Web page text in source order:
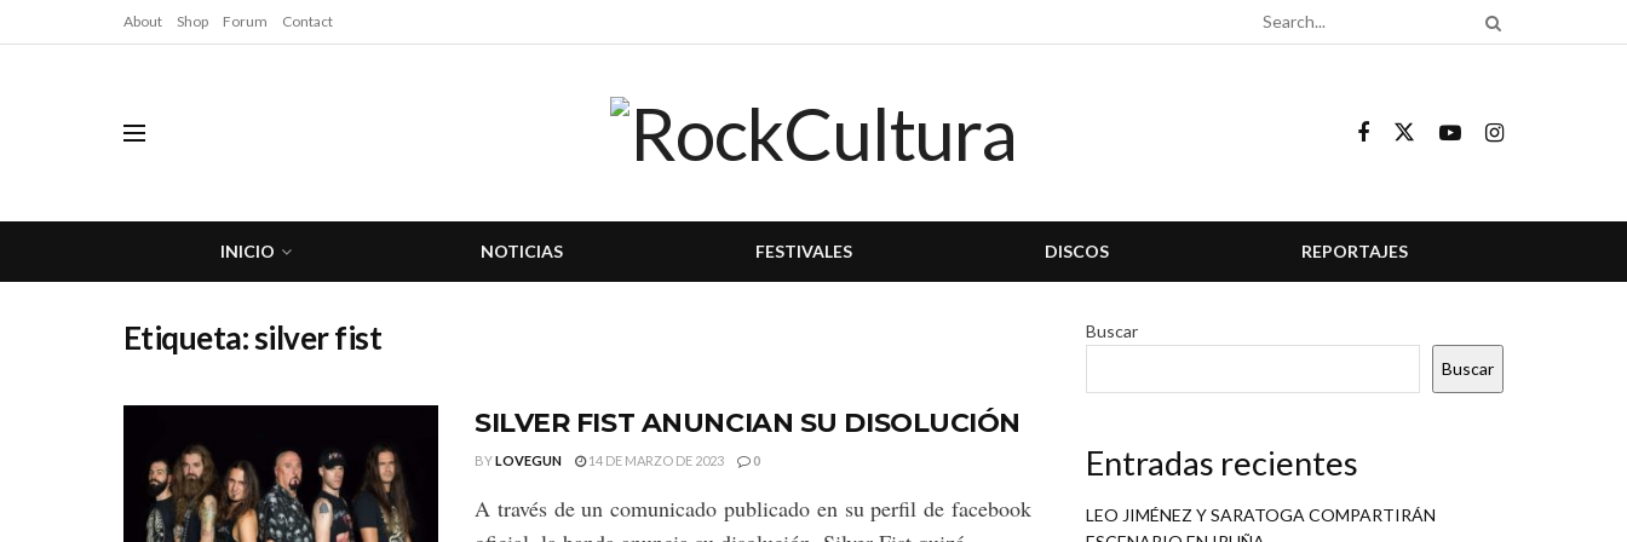
About Shop Forum Contact
INICIO NOTICIAS FESTIVALES DISCOS REPORTAJES
Etiqueta:silver fist
SILVER FIST ANUNCIAN SU DISOLUCIÓN
BYLOVEGUN 14 DE MARZO DE 2023 0
A través de un comunicado publicado en su perfil de facebook
Buscar
Buscar
Entradas recientes
LEO JIMÉNEZ Y SARATOGA COMPARTIRÁN